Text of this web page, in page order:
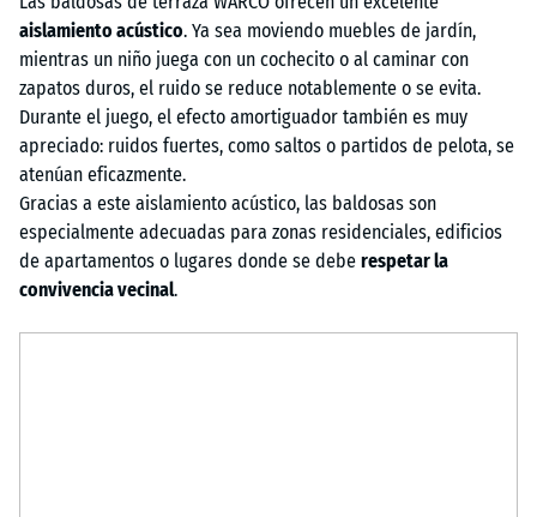
aislamiento acústico. Ya sea moviendo muebles de jardín,
mientras un niño juega con un cochecito o al caminar con
zapatos duros, el ruido se reduce notablemente o se evita.
Durante el juego, el efecto amortiguador también es muy
apreciado: ruidos fuertes, como saltos o partidos de pelota, se
atenúan eficazmente.
Gracias a este aislamiento acústico, las baldosas son
especialmente adecuadas para zonas residenciales, edificios
de apartamentos o lugares donde se debe respetar la
convivencia vecinal.